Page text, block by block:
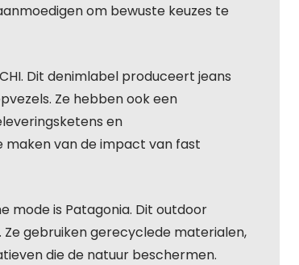
om bewuste keuzes te
Dit denimlabel produceert jeans
Ze hebben ook een
en
maken van de impact van fast
mode is Patagonia. Dit outdoor
gebruiken gerecyclede materialen,
die de natuur beschermen.